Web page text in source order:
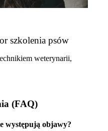
szkolenia psów
weterynarii,
(FAQ)
występują objawy?